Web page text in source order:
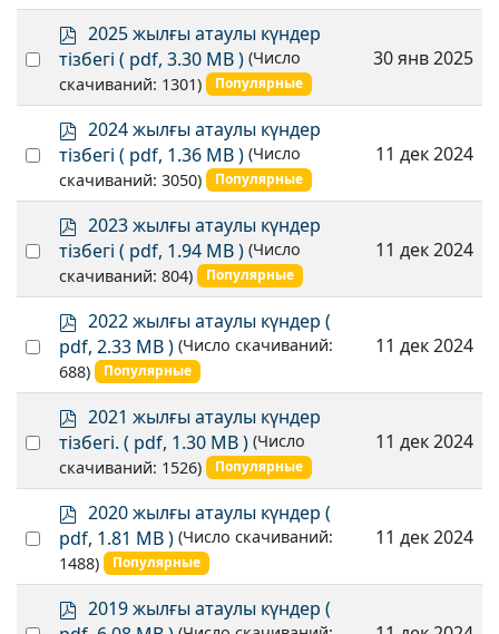
item
Select
item
p
d
f
2025 жылғы атаулы күндер
тізбегі ( pdf, 3.30 MB ) (Число
скачиваний: 1301)
Популярные
30 янв 2025
Select
item
p
d
f
2024 жылғы атаулы күндер
тізбегі ( pdf, 1.36 MB ) (Число
скачиваний: 3050)
Популярные
11 дек 2024
Select
item
p
d
f
2023 жылғы атаулы күндер
тізбегі ( pdf, 1.94 MB ) (Число
скачиваний: 804)
Популярные
11 дек 2024
Select
item
p
d
f
2022 жылғы атаулы күндер (
pdf, 2.33 MB ) (Число скачиваний:
688)
Популярные
11 дек 2024
Select
item
p
d
f
2021 жылғы атаулы күндер
тізбегі. ( pdf, 1.30 MB ) (Число
скачиваний: 1526)
Популярные
11 дек 2024
Select
item
p
d
f
2020 жылғы атаулы күндер (
pdf, 1.81 MB ) (Число скачиваний:
1488)
Популярные
11 дек 2024
p
d
2019 жылғы атаулы күндер (